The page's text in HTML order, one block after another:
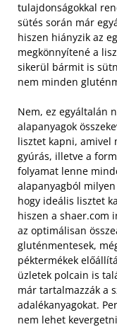
tulajdonságokkal
sütés során már
hiszen hiányzik az
megkönnyítené a
sikerül bármit is
nem minden
Nem, ez egyáltalán
alapanyagok
lisztet kapni, amivel
gyúrás, illetve a
folyamat lenne
alapanyagból
hogy ideális lisztet
hiszen a shaer.com
az optimálisan
gluténmentesek,
péktermékek
üzletek polcain is
már tartalmazzák a
adalékanyagokat.
nem lehet